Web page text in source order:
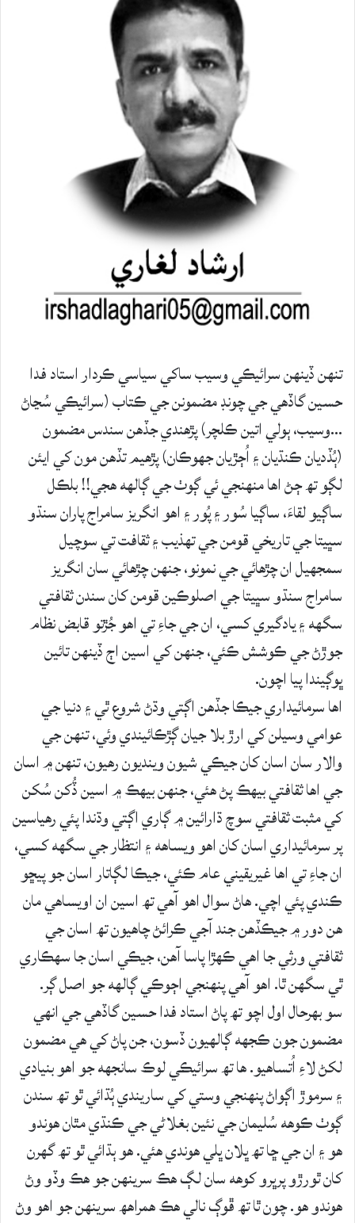
تنھن ڏينھن سرائيڪي وسيب ساکي سياسي ڪردار استاد فدا
حسين گاڏھي جي چونڊ مضمونن جي ڪتاب (سرائيڪي سُڃاڻ
…وسيب، ٻولي اتين ڪلچر) پڙھندي جڏھن سندس مضمون
(ٻُڏديان ڪنڌيان ۽ اُڄڙيان جھوڪان) پڙھيم تڏھن مون کي ايئن
لڳو تھ ڄڻ اھا منھنجي ئي ڳوٺ جي ڳالھه ھجي!! بلڪل
ساڳيو لقاءَ، ساڳيا سُور ۽ پُور ۽ اھو انگريز سامراج پاران سنڌو
سڀيتا جي تاريخي قومن جي تھذيب ۽ ثقافت تي سوچيل
سمجھيل ان چڙھائي جي نمونو، جنھن چڙھائي سان انگريز
سامراج سنڌو سڀيتا جي اصلوڪين قومن کان سندن ثقافتي
سگھه ۽ يادگيري کسي، ان جي جاءِ تي اھو جُڙتو قابض نظام
جوڙڻ جي ڪوشش ڪئي، جنھن کي اسين اڄ ڏينھن تائين
ڀوڳيندا پيا اچون.
اھا سرمائيداري جيڪا جڏھن اڳتي وڌڻ شروع ٿي ۽ دنيا جي
عوامي وسيلن کي ارڙ بلا جيان ڳڙڪائيندي وئي، تنھن جي
والار سان اسان کان جيڪي شيون وينديون رھيون، تنھن ۾ اسان
جي اھا ثقافتي بيھڪ پڻ ھئي، جنھن بيھڪ ۾ اسين ڏُکن سُکن
کي مثبت ثقافتي سوچ ڌارائين ۾ ڳاري اڳتي وڌندا پئي رھياسين
پر سرمائيداري اسان کان اھو ويساھه ۽ انتظار جي سگھه کسي،
ان جاءِ تي اھا غيريقيني عام ڪئي، جيڪا لڳاتار اسان جو پيڇو
ڪندي پئي اچي. ھاڻ سوال اھو آھي تھ اسين ان اويساھي مان
ھن دور ۾ جيڪڏھن جند آجي ڪرائڻ چاھيون تھ اسان جي
ثقافتي ورثي جا اھي ڪھڙا پاسا آھن، جيڪي اسان جا سھڪاري
ٿي سگھن ٿا. اھو آھي پنھنجي اڄوڪي ڳالھه جو اصل ڳر.
سو بھرحال اول اچو تھ پاڻ استاد فدا حسين گاڏھي جي انھي
مضمون جون ڪجھه ڳالھيون ڏسون، جن پاڻ کي ھي مضمون
لکڻ لاءِ اُتساھيو. ھا تھ سرائيڪي لوڪ سانجھه جو اھو بنيادي
۽ سرموڙ اڳواڻ پنھنجي وستي کي ساريندي ٻُڌائي ٿو تھ سندن
ڳوٺ ڪوھه سُليمان جي نئين بغلاڻي جي ڪنڌي مٿان ھوندو
ھو ۽ ان جي ڇا تھ ڀلان ڀلي ھوندي ھئي. ھو ٻڌائي ٿو تھ گھرن
کان ٿورڙو پرڀرو کوھه سان لڳ ھڪ سرينھن جو ھڪ وڏو وڻ
ھوندو ھو. چون ٿا تھ ڦوڳ نالي ھڪ ھمراهھ سرينھن جو اھو وڻ